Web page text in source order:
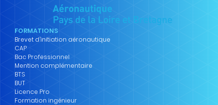
FORMATIONS
Brevet d’initiation aéronautique
CAP
Bac Professionnel
Mention complémentaire
BTS
BUT
Licence Pro
Formation ingénieur